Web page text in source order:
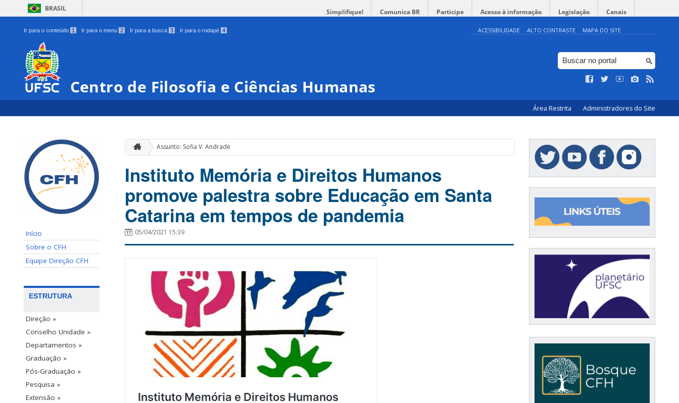
BRASIL Simplifique! Comunica BR Participe Acesso à informação Legislação Canais
Ir para o conteúdo 1 Ir para o menu 2 Ir para a busca 3 Ir para o rodapé 4 ACESSIBILIDADE ALTO CONTRASTE MAPA DO SITE
Centro de Filosofia e Ciências Humanas
Área Restrita Administradores do Site
Início
Sobre o CFH
Equipe Direção CFH
ESTRUTURA
Direção »
Conselho Unidade »
Departamentos »
Graduação »
Pós-Graduação »
Pesquisa »
Extensão »
Assunto: Sofia V. Andrade
Instituto Memória e Direitos Humanos
promove palestra sobre Educação em Santa
Catarina em tempos de pandemia
05/04/2021 15:39